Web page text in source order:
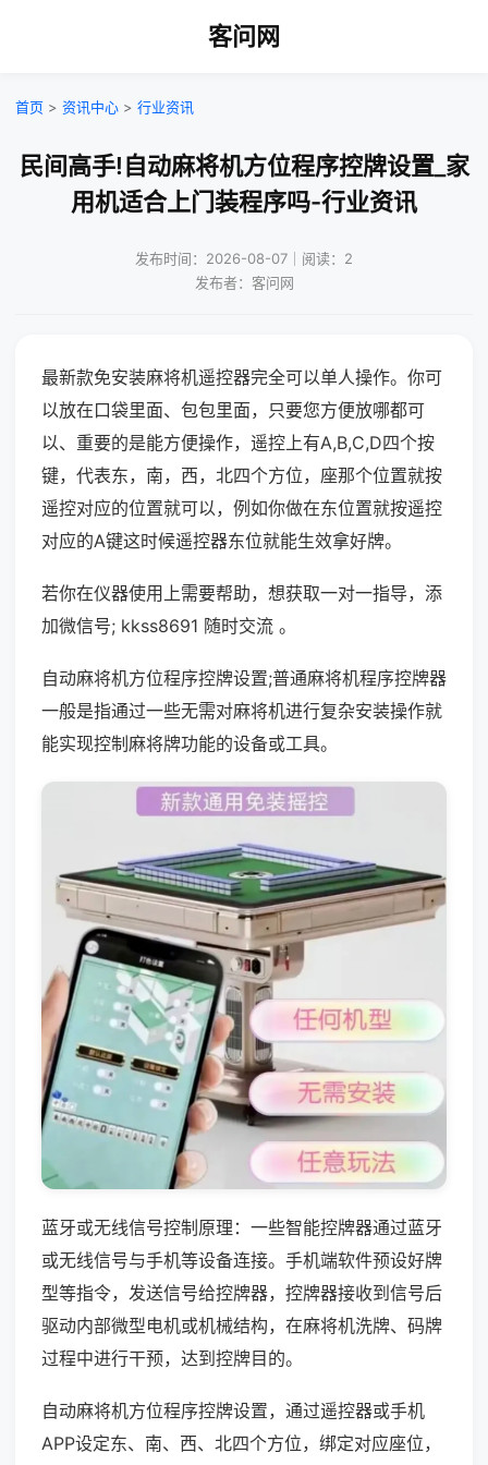
客问网
首页 > 资讯中心 > 行业资讯
民间高手!自动麻将机方位程序控牌设置_家
用机适合上门装程序吗-行业资讯
发布时间：2026-08-07｜阅读：2
发布者：客问网
最新款免安装麻将机遥控器完全可以单人操作。你可
以放在口袋里面、包包里面，只要您方便放哪都可
以、重要的是能方便操作，遥控上有A,B,C,D四个按
键，代表东，南，西，北四个方位，座那个位置就按
遥控对应的位置就可以，例如你做在东位置就按遥控
对应的A键这时候遥控器东位就能生效拿好牌。
若你在仪器使用上需要帮助，想获取一对一指导，添
加微信号; kkss8691 随时交流 。
自动麻将机方位程序控牌设置;普通麻将机程序控牌器
一般是指通过一些无需对麻将机进行复杂安装操作就
能实现控制麻将牌功能的设备或工具。
蓝牙或无线信号控制原理：一些智能控牌器通过蓝牙
或无线信号与手机等设备连接。手机端软件预设好牌
型等指令，发送信号给控牌器，控牌器接收到信号后
驱动内部微型电机或机械结构，在麻将机洗牌、码牌
过程中进行干预，达到控牌目的。
自动麻将机方位程序控牌设置，通过遥控器或手机
APP设定东、南、西、北四个方位，绑定对应座位，